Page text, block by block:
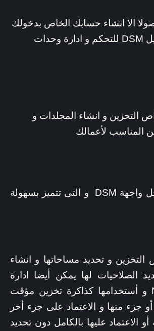
الا انشاء حسابك الخاص بدخولك
الى نظام الشتغيل DSM للتحكم و ادارة وحدات
التخزين و انشاء المجلدات و
المناسب لأعمالك
الأن أصبحت داخل واجهة DSM و التى تتميز بسهولة
التخزين و تحديد مساحاتها و انشاء
الصلاحيات لها يمكن أيضا ادارة
محركات NVMe و أستخدامها كذاكرة تخزين مؤقت
جزء منها و الاعتماد على جزء أخر
الاعتماد عليها بالكامل دون تحديد